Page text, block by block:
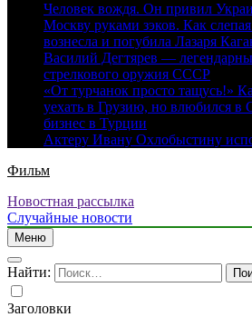
Человек вождя. Он привил
Москву руками зэков. Как
вознесла и погубила Лазаря
Василий Дегтярев —
стрелкового оружия СССР
«От турчанок просто тащусь!»
уехать в Грузию, но влюбился в
бизнес в Турции
Актеру Ивану Охлобыстину
Фильм
Новостная рассылка
Случайные новости
Меню
Найти:
Заголовки